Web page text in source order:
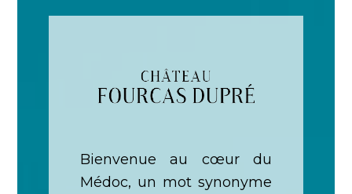
Bienvenue au cœur du
Médoc, un mot synonyme